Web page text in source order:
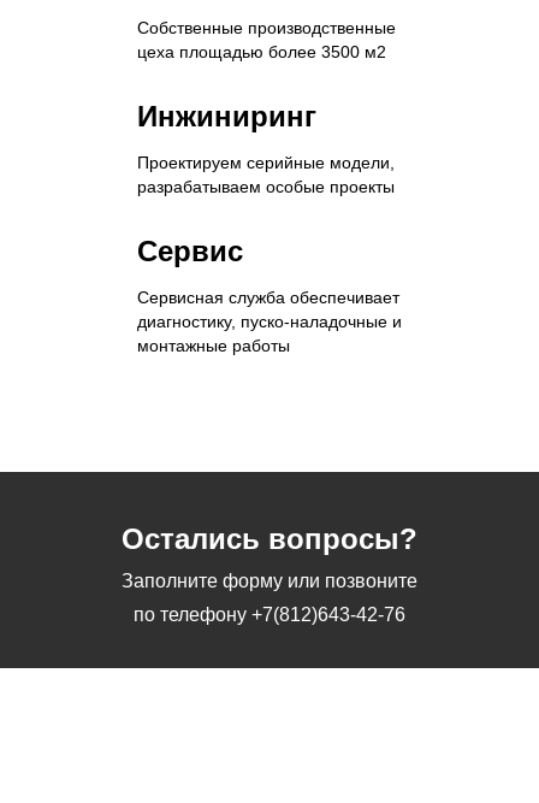
Собственные производственные
цеха площадью более 3500 м2
Инжиниринг
Проектируем серийные модели,
разрабатываем особые проекты
Сервис
Сервисная служба обеспечивает
диагностику, пуско-наладочные и
монтажные работы
Остались вопросы?
Заполните форму или позвоните
по телефону +7(812)643-42-76